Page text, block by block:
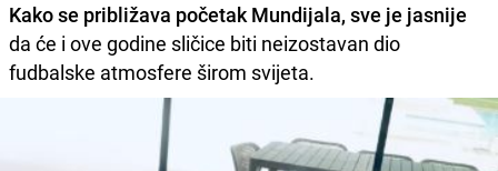
Kako se približava početak Mundijala, sve je jasnije
da će i ove godine sličice biti neizostavan dio
fudbalske atmosfere širom svijeta.